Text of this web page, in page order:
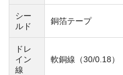
シー
ルド
銅箔テープ
ドレ
イン
線
軟銅線（30/0.18）